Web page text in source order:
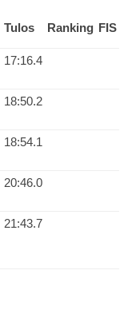
Tulos Ranking FIS
17:16.4
18:50.2
18:54.1
20:46.0
21:43.7